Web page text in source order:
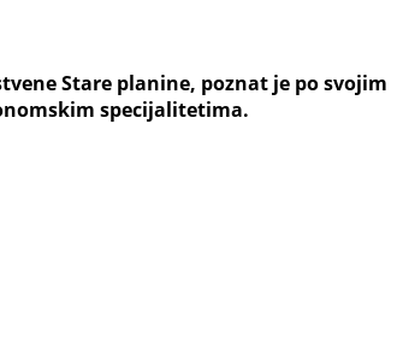
Stare planine, poznat je po svojim
specijalitetima.